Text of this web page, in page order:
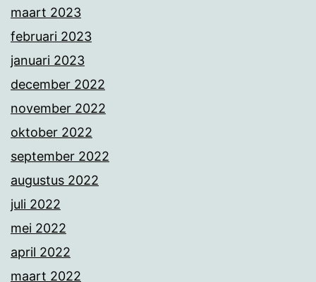
maart 2023
februari 2023
januari 2023
december 2022
november 2022
oktober 2022
september 2022
augustus 2022
juli 2022
mei 2022
april 2022
maart 2022